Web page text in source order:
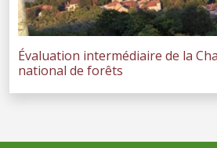
Évaluation intermédiaire de la
national de forêts